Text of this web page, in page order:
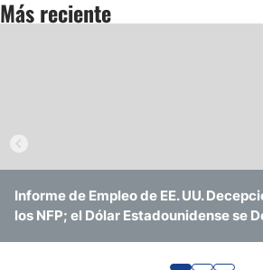
Más reciente
Informe de Empleo de EE. UU.
los NFP; el Dólar Estadounidense se
Forex Hoy: Los Iraníes Siembran
Forex Hoy: Principales Índices de EE.
Máximos Históricos